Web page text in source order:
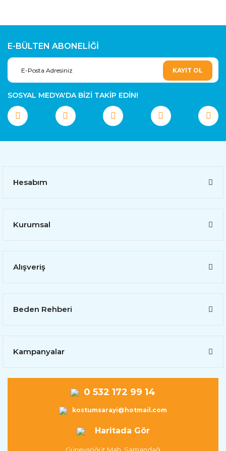
E-BÜLTEN ABONELİĞİ
KAYIT OL
SOSYAL MEDYA'DA BİZİ TAKİP EDİN!
Hesabım
Kurumsal
Alışveriş
Beden Rehberi
Kampanyalar
0 532 172 99 14
kostumsarayi@hotmail.com
Haritada Gör